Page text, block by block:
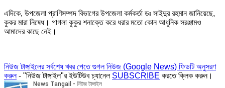
‎এদিকে, উপজেলা প্রাণিসম্পদ বিভাগের উপজেলা কর্মকর্তা ডঃ সাইদুর রহমান জানিয়েছে,
কুকর মারা নিষেধ। পাগলা কুকুর শনাক্তে করে ধরার মতো কোন আধুনিক সরঞ্জামও
আমাদের কাছে নেই।
নিউজ টাঙ্গাইলের সর্বশেষ খবর পেতে গুগল নিউজ (Google News) ফিডটি অনুসরণ
করুন- "নিউজ টাঙ্গাইল"র ইউটিউব চ্যানেল SUBSCRIBE করতে ক্লিক করুন।